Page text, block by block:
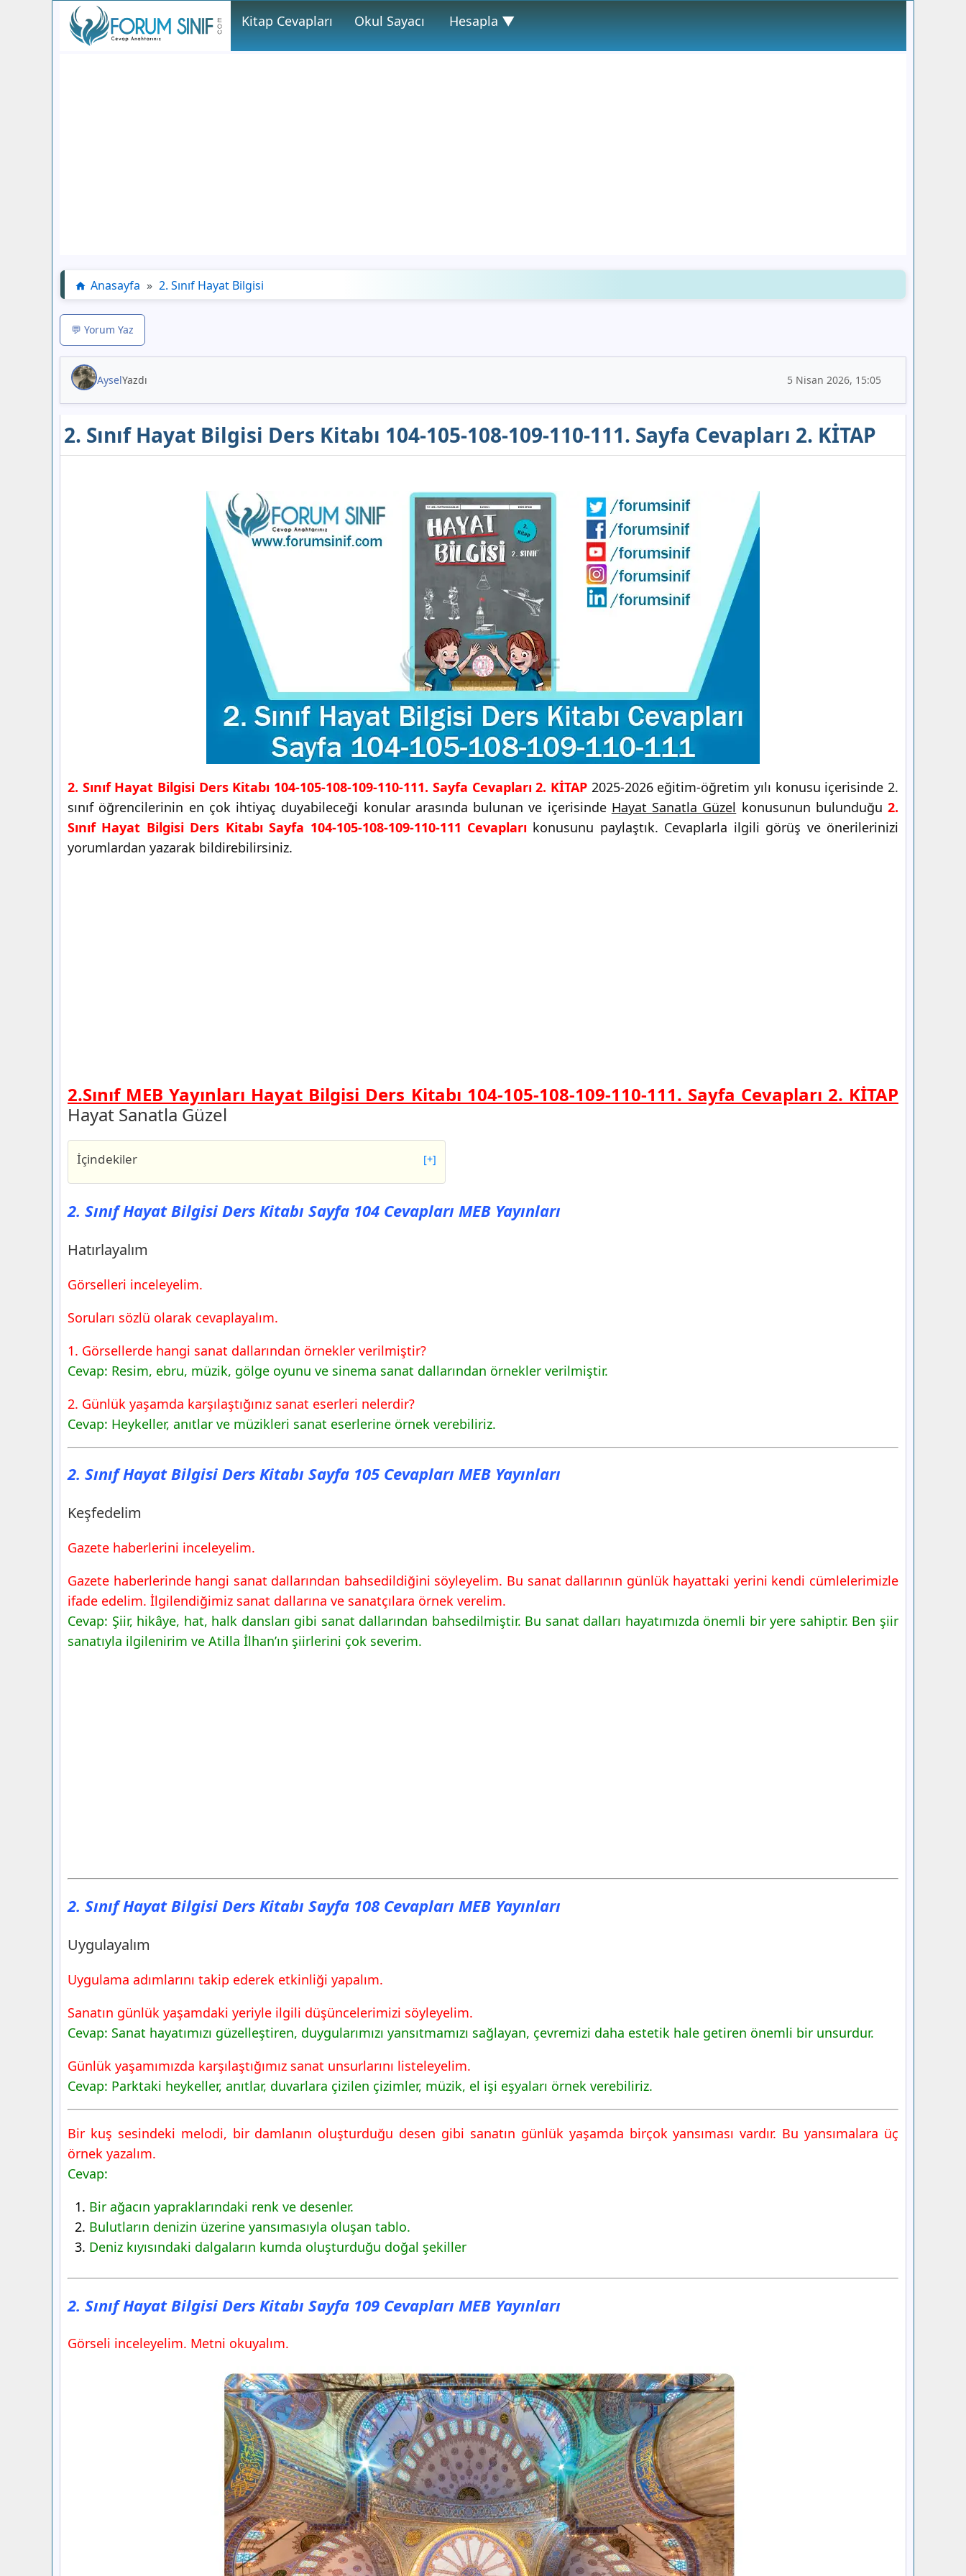
Kitap Cevapları Okul Sayacı Hesapla ▼
Anasayfa » 2. Sınıf Hayat Bilgisi
💬 Yorum Yaz
AyselYazdı 5 Nisan 2026, 15:05
2. Sınıf Hayat Bilgisi Ders Kitabı 104-105-108-109-110-111. Sayfa Cevapları 2. KİTAP
2. Sınıf Hayat Bilgisi Ders Kitabı 104-105-108-109-110-111. Sayfa Cevapları 2. KİTAP2025-2026 eğitim-öğretim yılı konusu içerisinde 2.
sınıf öğrencilerinin en çok ihtiyaç duyabileceği konular arasında bulunan ve içerisinde Hayat Sanatla Güzel konusunun bulunduğu 2.
Sınıf Hayat Bilgisi Ders Kitabı Sayfa 104-105-108-109-110-111 Cevapları konusunu paylaştık. Cevaplarla ilgili görüş ve önerilerinizi
yorumlardan yazarak bildirebilirsiniz.
2.Sınıf MEB Yayınları Hayat Bilgisi Ders Kitabı 104-105-108-109-110-111. Sayfa Cevapları 2. KİTAP
Hayat Sanatla Güzel
İçindekiler [+]
2. Sınıf Hayat Bilgisi Ders Kitabı Sayfa 104 Cevapları MEB
Yayınları
Hatırlayalım
2. Sınıf Hayat Bilgisi Ders Kitabı Sayfa 105 Cevapları MEB
Yayınları
Keşfedelim
Yayınları
2. Sınıf Hayat Bilgisi Ders Kitabı Sayfa 109 Cevapları MEB
Yayınları
2. Sınıf Hayat Bilgisi Ders Kitabı Sayfa 110 Cevapları MEB
Yayınları
Uygulayalım
Yayınları
2. Sınıf Hayat Bilgisi Ders Kitabı Sayfa 104 Cevapları MEB Yayınları
Hatırlayalım
Görselleri inceleyelim.
Soruları sözlü olarak cevaplayalım.
1. Görsellerde hangi sanat dallarından örnekler verilmiştir?
Cevap: Resim, ebru, müzik, gölge oyunu ve sinema sanat dallarından örnekler verilmiştir.
2. Günlük yaşamda karşılaştığınız sanat eserleri nelerdir?
Cevap: Heykeller, anıtlar ve müzikleri sanat eserlerine örnek verebiliriz.
2. Sınıf Hayat Bilgisi Ders Kitabı Sayfa 105 Cevapları MEB Yayınları
Keşfedelim
Gazete haberlerini inceleyelim.
Gazete haberlerinde hangi sanat dallarından bahsedildiğini söyleyelim. Bu sanat dallarının günlük hayattaki yerini kendi cümlelerimizle
ifade edelim. İlgilendiğimiz sanat dallarına ve sanatçılara örnek verelim.
Cevap: Şiir, hikâye, hat, halk dansları gibi sanat dallarından bahsedilmiştir. Bu sanat dalları hayatımızda önemli bir yere sahiptir. Ben şiir
sanatıyla ilgilenirim ve Atilla İlhan’ın şiirlerini çok severim.
2. Sınıf Hayat Bilgisi Ders Kitabı Sayfa 108 Cevapları MEB Yayınları
Uygulayalım
Uygulama adımlarını takip ederek etkinliği yapalım.
Sanatın günlük yaşamdaki yeriyle ilgili düşüncelerimizi söyleyelim.
Cevap: Sanat hayatımızı güzelleştiren, duygularımızı yansıtmamızı sağlayan, çevremizi daha estetik hale getiren önemli bir unsurdur.
Günlük yaşamımızda karşılaştığımız sanat unsurlarını listeleyelim.
Cevap: Parktaki heykeller, anıtlar, duvarlara çizilen çizimler, müzik, el işi eşyaları örnek verebiliriz.
Bir kuş sesindeki melodi, bir damlanın oluşturduğu desen gibi sanatın günlük yaşamda birçok yansıması vardır. Bu yansımalara üç
örnek yazalım.
Cevap:
Bir ağacın yapraklarındaki renk ve desenler.
Bulutların denizin üzerine yansımasıyla oluşan tablo.
Deniz kıyısındaki dalgaların kumda oluşturduğu doğal şekiller
2. Sınıf Hayat Bilgisi Ders Kitabı Sayfa 109 Cevapları MEB Yayınları
Görseli inceleyelim. Metni okuyalım.